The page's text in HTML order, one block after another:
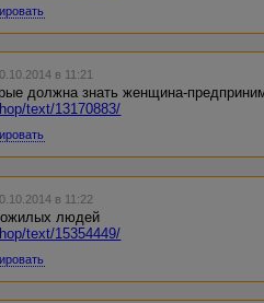
в 11:21
должна знать женщина-
text/13170883/
в 11:22
людей
text/15354449/